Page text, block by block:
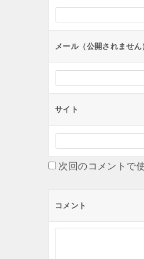
ョ
ンメール（公開されません
サイト
次回のコメントで
コメント